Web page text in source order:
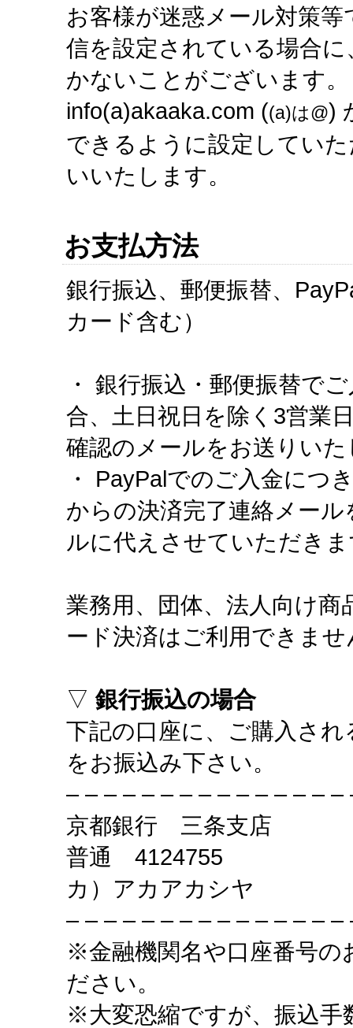
お客様が迷惑メール対策
信を設定されている場合
かないことがございます。
info(a)akaaka.com ((a)は@)
できるように設定してい
いいたします。
お支払方法
銀行振込、郵便振替、
カード含む）
・ 銀行振込・郵便振替で
合、土日祝日を除く3営業
確認のメールをお送りい
・ PayPalでのご入金につ
からの決済完了連絡メー
ルに代えさせていただき
業務用、団体、法人向け
ード決済はご利用できませ
▽ 銀行振込の場合
下記の口座に、ご購入さ
をお振込み下さい。
– – – – – – – – – – – – – – –
京都銀行 三条支店
普通 4124755
カ）アカアカシヤ
– – – – – – – – – – – – – – –
※金融機関名や口座番号の
ださい。
※大変恐縮ですが、振込手